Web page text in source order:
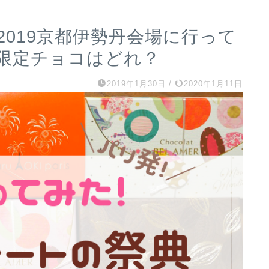
京都伊勢丹会場に行って
定チョコはどれ？
2019年1月30日 / 2020年1月11日